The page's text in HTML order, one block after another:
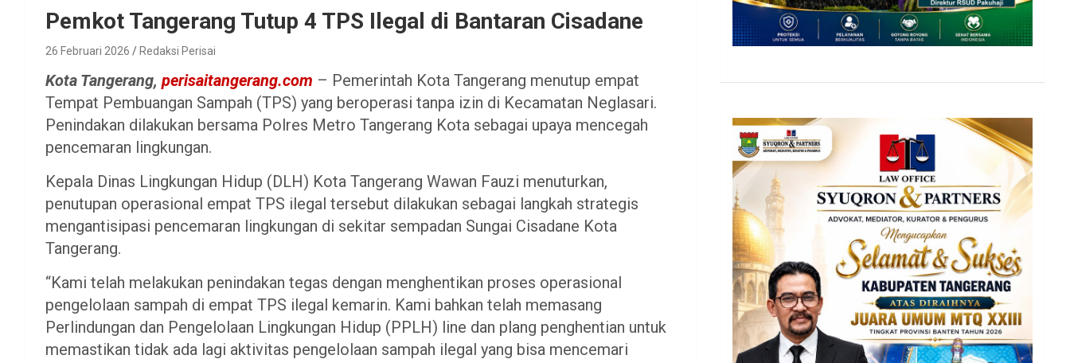
Pemkot Tangerang Tutup 4 TPS Ilegal di Bantaran Cisadane
26 Februari 2026 Redaksi Perisai
Kota Tangerang, perisaitangerang.com – Pemerintah Kota Tangerang menutup empat
Tempat Pembuangan Sampah (TPS) yang beroperasi tanpa izin di Kecamatan Neglasari.
Penindakan dilakukan bersama Polres Metro Tangerang Kota sebagai upaya mencegah
pencemaran lingkungan.
Kepala Dinas Lingkungan Hidup (DLH) Kota Tangerang Wawan Fauzi menuturkan,
penutupan operasional empat TPS ilegal tersebut dilakukan sebagai langkah strategis
mengantisipasi pencemaran lingkungan di sekitar sempadan Sungai Cisadane Kota
Tangerang.
“Kami telah melakukan penindakan tegas dengan menghentikan proses operasional
pengelolaan sampah di empat TPS ilegal kemarin. Kami bahkan telah memasang
Perlindungan dan Pengelolaan Lingkungan Hidup (PPLH) line dan plang penghentian untuk
memastikan tidak ada lagi aktivitas pengelolaan sampah ilegal yang bisa mencemari